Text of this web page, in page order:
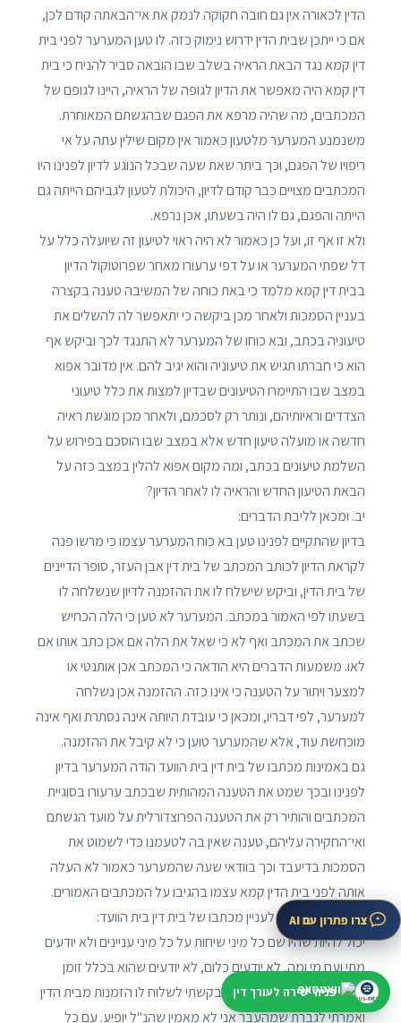
הדין לכאורה אין גם חובה חקוקה לנמק את אי־הבאתה קודם לכן,
אם כי ייתכן שבית הדין ידרוש נימוק כזה. לו טען המערער לפני בית
דין קמא נגד הבאת הראיה בשלב שבו הובאה סביר להניח כי בית
דין קמא היה מאפשר את הדיון לגופה של הראיה, היינו לגופם של
המכתבים, מה שהיה מרפא את הפגם שבהגשתם המאוחרת.
משנמנע המערער מלטעון כאמור אין מקום שילין עתה על אי
ריפויו של הפגם, וכך ביתר שאת שעה שבכל הנוגע לדיון לפנינו היו
המכתבים מצויים כבר קודם לדיון, היכולת לטעון לגביהם הייתה גם
הייתה והפגם, גם לו היה בשעתו, אכן נרפא.
ולא זו אף זו, ועל כן כאמור לא היה ראוי לטיעון זה שיועלה כלל על
דל שפתי המערער או על דפי ערעורו מאחר שפרוטוקול הדיון
בבית דין קמא מלמד כי באת כוחה של המשיבה טענה בקצרה
בעניין הסמכות ולאחר מכן ביקשה כי יתאפשר לה להשלים את
טיעוניה בכתב, ובא כוחו של המערער לא התנגד לכך וביקש אף
הוא כי חברתו תגיש את טיעוניה והוא יגיב להם. אין מדובר אפוא
במצב שבו התיימרו הטיעונים שבדיון למצות את כלל טיעוני
הצדדים וראיותיהם, ונותר רק לסכמם, ולאחר מכן מוגשת ראיה
חדשה או מועלה טיעון חדש אלא במצב שבו הוסכם בפירוש על
השלמת טיעונים בכתב, ומה מקום אפוא להלין במצב כזה על
הבאת הטיעון החדש והראיה לו לאחר הדיון?
יב. ומכאן לליבת הדברים:
בדיון שהתקיים לפנינו טען בא כוח המערער עצמו כי מרשו פנה
לקראת הדיון לכותב המכתב של בית דין אבן העזר, סופר הדיינים
של בית הדין, וביקש שישלח לו את ההזמנה לדיון שנשלחה לו
בשעתו לפי האמור במכתב. המערער לא טען כי הלה הכחיש
שכתב את המכתב ואף לא כי שאל את הלה אם אכן כתב אותו אם
לאו. משמעות הדברים היא הודאה כי המכתב אכן אותנטי או
למצער ויתור על הטענה כי אינו כזה. ההזמנה אכן נשלחה
למערער, לפי דבריו, ומכאן כי עובדת היותה אינה נסתרת ואף אינה
מוכחשת עוד, אלא שהמערער טוען כי לא קיבל את ההזמנה.
גם באמינות מכתבו של בית דין בית הוועד הודה המערער בדיון
לפנינו ובכך שמט את הטענה המהותית שבכתב ערעורו בסוגיית
המכתבים והותיר רק את הטענה הפרוצדורלית על מועד הגשתם
ואי־החקירה עליהם, טענה שאין בה לטעמנו כדי לשמוט את
הסמכות בדיעבד וכך בוודאי שעה שהמערער כאמור לא העלה
אותה לפני בית הדין קמא עצמו בהגיבו על המכתבים האמורים.
אכן המערער טען לעניין מכתבו של בית דין בית הוועד:
יכול להיות שהיו שם כל מיני שיחות על כל מיני עניינים ולא יודעים
מתי ועם מי ומה, לא יודעים כלום, לא יודעים שהוא בכלל זומן
לבית דין […] וכתוב שם, התבקשתי לשלוח לו הזמנות מבית הדין
ואמרתי לגברת שמהעבר אני לא מאמין שהנ"ל יופיע. עם כל
צרו פתרון עם AI
פניה ישירה לעורך דין